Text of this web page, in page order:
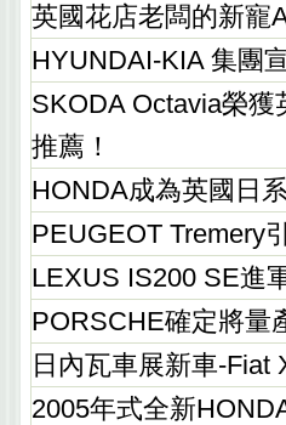
英國花店老闆的新寵
HYUNDAI-KIA 集團
SKODA Octavia榮
推薦！
HONDA成為英國日
PEUGEOT Tremery
LEXUS IS200 SE進
PORSCHE確定將量
日內瓦車展新車-Fiat
2005年式全新